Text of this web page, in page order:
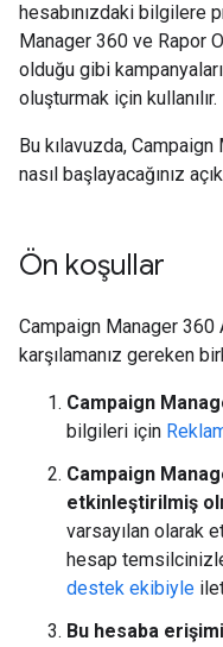
hesabınızdaki bilgilere
Manager 360 ve Rapor
olduğu gibi
oluşturmak için kullanılır.
Bu kılavuzda,
nasıl başlayacağınız
Ön koşullar
Campaign Manager
karşılamanız gereken
Campaign
bilgileri için
Campaign
etkinleştirilmiş
varsayılan olarak
hesap
destek ekibiyle
Bu hesaba